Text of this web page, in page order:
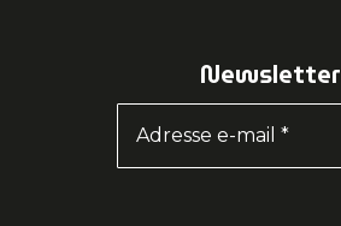
Newsletter